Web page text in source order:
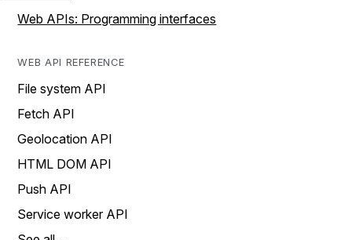
Web APIs: Programming interfaces
WEB API REFERENCE
File system API
Fetch API
Geolocation API
HTML DOM API
Push API
Service worker API